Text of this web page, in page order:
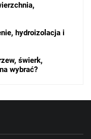
hydroizolacja i
świerk,
wybrać?